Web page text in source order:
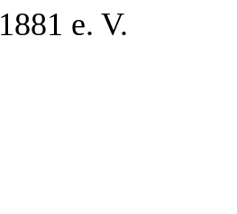
e. V.